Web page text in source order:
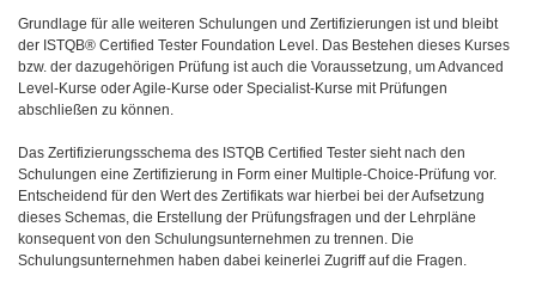
Grundlage für alle weiteren Schulungen und Zertifizierungen ist und bleibt
der ISTQB® Certified Tester Foundation Level. Das Bestehen dieses Kurses
bzw. der dazugehörigen Prüfung ist auch die Voraussetzung, um Advanced
Level-Kurse oder Agile-Kurse oder Specialist-Kurse mit Prüfungen
abschließen zu können.
Das Zertifizierungsschema des ISTQB Certified Tester sieht nach den
Schulungen eine Zertifizierung in Form einer Multiple-Choice-Prüfung vor.
Entscheidend für den Wert des Zertifikats war hierbei bei der Aufsetzung
dieses Schemas, die Erstellung der Prüfungsfragen und der Lehrpläne
konsequent von den Schulungsunternehmen zu trennen. Die
Schulungsunternehmen haben dabei keinerlei Zugriff auf die Fragen.